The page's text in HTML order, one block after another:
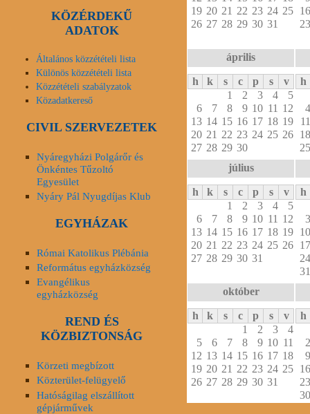
19 20 21 22 23 24 25
26 27 28 29 30 31
16
23
április
h k s c p s
v
1
2 3 4
5
6
7 8 9 10 11 12
13 14 15 16 17 18 19
20 21 22 23 24 25 26
27 28 29 30
h
4
11
18
25
július
h k s c p s
v
1
2 3 4
5
6
7 8 9 10 11 12
13 14 15 16 17 18 19
20 21 22 23 24 25 26
27 28 29 30 31
h
3
10
17
24
31
október
h k s c p s
v
1
2 3
4
5
6 7 8 9 10 11
12 13 14 15 16 17 18
19 20 21 22 23 24 25
26 27 28 29 30 31
h
2
9
16
23
30
KÖZÉRDEKŰ
ADATOK
Általános közzétételi lista
Különös közzétételi lista
Közzétételi szabályzatok
Közadatkereső
CIVIL SZERVEZETEK
Nyáregyházi Polgárőr és
Önkéntes Tűzoltó
Egyesület
Nyáry Pál Nyugdíjas Klub
EGYHÁZAK
Római Katolikus Plébánia
Református egyházközség
Evangélikus
egyházközség
REND ÉS
KÖZBIZTONSÁG
Körzeti megbízott
Közterület-felügyelő
Hatóságilag elszállított
gépjárművek